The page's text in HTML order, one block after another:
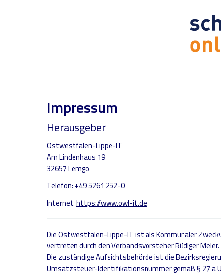
Impressum
Herausgeber
Ostwestfalen-Lippe-IT
Am Lindenhaus 19
32657 Lemgo
Telefon: +49 5261 252-0
Internet:https://www.owl-it.de
Die Ostwestfalen-Lippe-IT ist als Kommunaler
vertreten durch den Verbandsvorsteher Rüdiger Meier.
Die zuständige Aufsichtsbehörde ist die
Umsatzsteuer-Identifikationsnummer gemäß § 27 a